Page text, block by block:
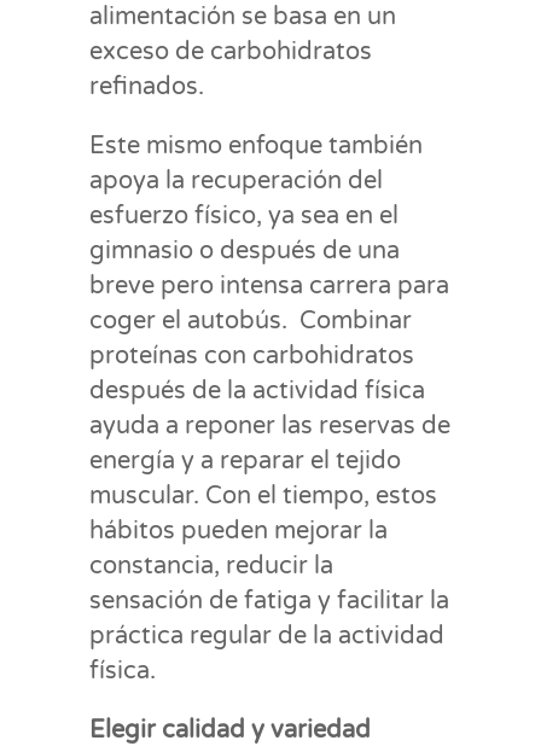
alimentación se basa en un
exceso de carbohidratos
refinados.
Este mismo enfoque también
apoya la recuperación del
esfuerzo físico, ya sea en el
gimnasio o después de una
breve pero intensa carrera para
coger el autobús. Combinar
proteínas con carbohidratos
después de la actividad física
ayuda a reponer las reservas de
energía y a reparar el tejido
muscular. Con el tiempo, estos
hábitos pueden mejorar la
constancia, reducir la
sensación de fatiga y facilitar la
práctica regular de la actividad
física.
Elegir calidad y variedad